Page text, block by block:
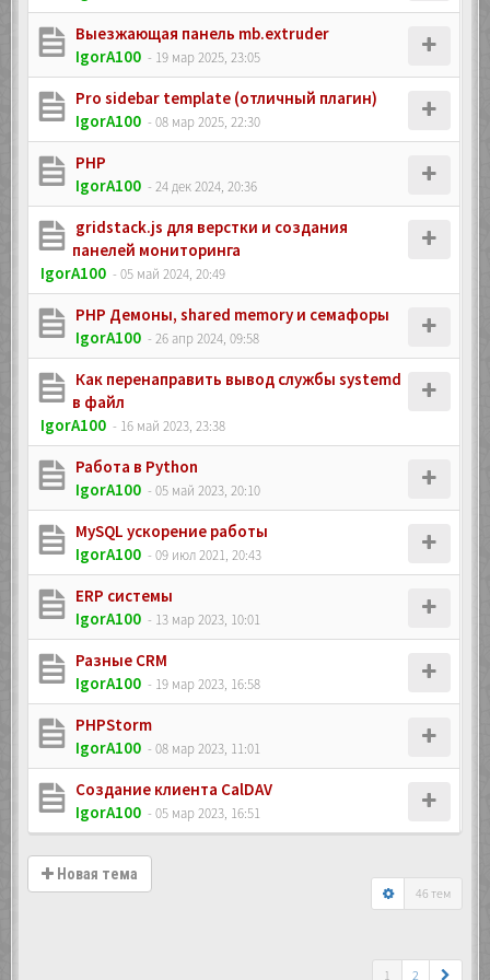
Выезжающая панель mb.extruder
IgorA100 - 19 мар 2025, 23:05
Pro sidebar template (отличный плагин)
IgorA100 - 08 мар 2025, 22:30
PHP
IgorA100 - 24 дек 2024, 20:36
gridstack.js для верстки и создания
панелей мониторинга
IgorA100 - 05 май 2024, 20:49
PHP Демоны, shared memory и семафоры
IgorA100 - 26 апр 2024, 09:58
Как перенаправить вывод службы systemd
в файл
IgorA100 - 16 май 2023, 23:38
Работа в Python
IgorA100 - 05 май 2023, 20:10
MySQL ускорение работы
IgorA100 - 09 июл 2021, 20:43
ERP системы
IgorA100 - 13 мар 2023, 10:01
Разные CRM
IgorA100 - 19 мар 2023, 16:58
PHPStorm
IgorA100 - 08 мар 2023, 11:01
Создание клиента CalDAV
IgorA100 - 05 мар 2023, 16:51
Новая тема
46 тем
1 2